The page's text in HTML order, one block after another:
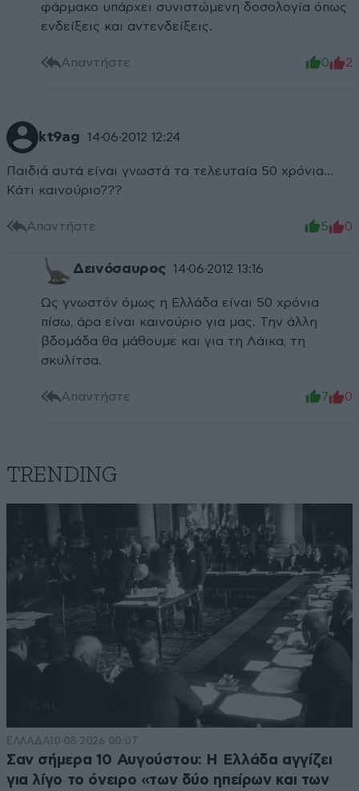
φάρμακο υπάρχει συνιστώμενη δοσολογία όπως
ενδείξεις και αντενδείξεις.
Απαντήστε 0 2
kt9ag 14·06·2012 12:24
Παιδιά αυτά είναι γνωστά τα τελευταία 50 χρόνια...
Κάτι καινούριο???
Απαντήστε 5 0
Δεινόσαυρος 14·06·2012 13:16
Ως γνωστόν όμως η Ελλάδα είναι 50 χρόνια
πίσω, άρα είναι καινούριο για μας. Την άλλη
βδομάδα θα μάθουμε και για τη Λάικα, τη
σκυλίτσα.
Απαντήστε 7 0
TRENDING
ΕΛΛΑΔΑ10·08·2026 00:07
Σαν σήμερα 10 Αυγούστου: Η Ελλάδα αγγίζει
για λίγο το όνειρο «των δύο ηπείρων και των